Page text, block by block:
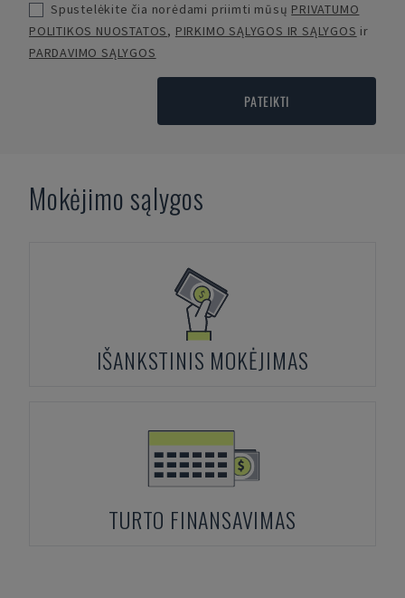
Spustelėkite čia norėdami priimti mūsų PRIVATUMO
POLITIKOS NUOSTATOS, PIRKIMO SĄLYGOS IR SĄLYGOS ir
PARDAVIMO SĄLYGOS
PATEIKTI
Mokėjimo sąlygos
IŠANKSTINIS MOKĖJIMAS
TURTO FINANSAVIMAS